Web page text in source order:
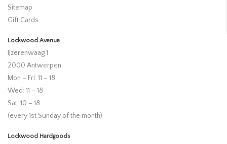
Sitemap
Gift Cards
Lockwood Avenue
IJzerenwaag 1
2000 Antwerpen
Mon – Fri: 11 – 18
Wed: 11 – 18
Sat: 10 – 18
(every 1st Sunday of the month)
Lockwood Hardgoods